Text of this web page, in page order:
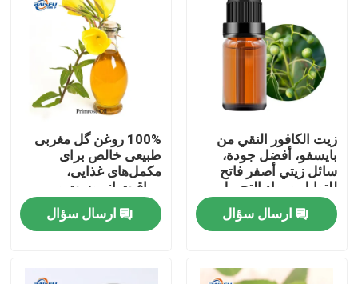
خونه
محصولات
زيت الكافور النقي من
بايسفو، أفضل جودة،
سائل زيتي أصفر فاتح
للتوابل ومواد التجميل
الخام
ارسال سؤال
100% روغن گل مغربی
طبیعی خالص برای
مکمل‌های غذایی،
مراقبت از پوست و
محصولات مراقبت
شخصی ارسال سؤال